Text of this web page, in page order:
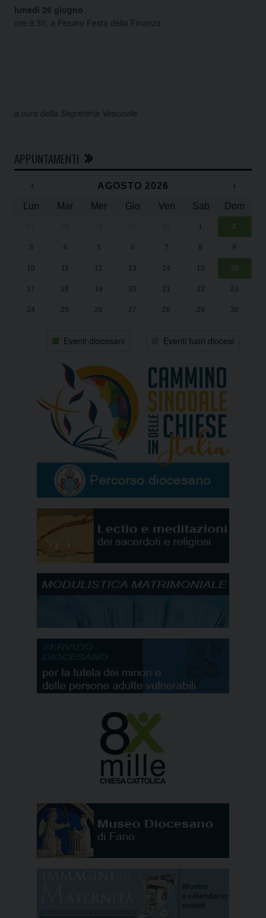
lunedì 26 giugno
ore 9.30, a Pesaro Festa della Finanza
a cura della Segreteria Vescovile
APPUNTAMENTI
‹ AGOSTO 2026
›
Lun
Mar Mer Gio Ven Sab Dom
1 2
3 4 5 6 7 8 9
10 11 12 13 14 15 16
17 18 19 20 21 22 23
24 25 26 27 28 29 30
Eventi diocesani Eventi fuori diocesi